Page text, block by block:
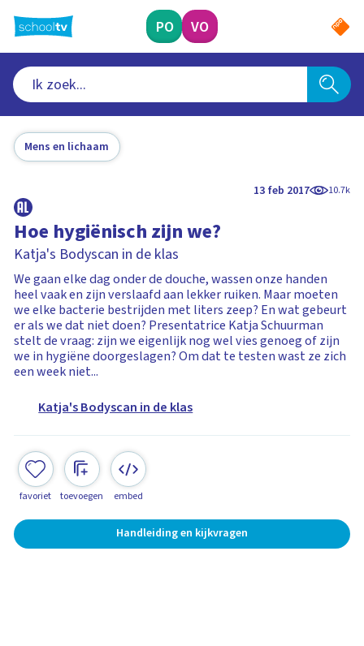
naar
hoofdinhoud
PO VO
Mens en lichaam
13 feb 2017 10.7k
Hoe hygiënisch zijn we?
Katja's Bodyscan in de klas
We gaan elke dag onder de douche, wassen onze handen
heel vaak en zijn verslaafd aan lekker ruiken. Maar moeten
we elke bacterie bestrijden met liters zeep? En wat gebeurt
er als we dat niet doen? Presentatrice Katja Schuurman
stelt de vraag: zijn we eigenlijk nog wel vies genoeg of zijn
we in hygiëne doorgeslagen? Om dat te testen wast ze zich
een week niet...
Katja's Bodyscan in de klas
favoriet toevoegen embed
Handleiding en kijkvragen